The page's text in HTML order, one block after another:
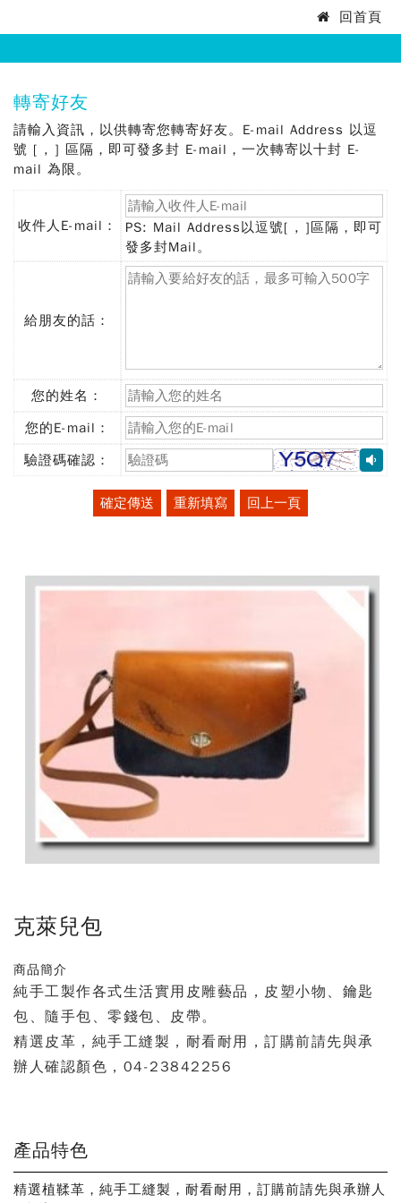
部
矯
正
臺
子
獄
回首頁
:::
轉寄好友
請輸入資訊，以供轉寄您轉寄好友。E-mail Address 以逗
號 [ , ] 區隔，即可發多封 E-mail，一次轉寄以十封 E-
mail 為限。
收件人E-mail：
(必
PS: Mail Address以逗號[ , ]區隔，即可
發多封Mail。
給朋友的話：
您的姓名：
(必
填)
您的E-mail：
(必
填)
驗證碼確認：
(必
確定傳送
重新填寫 回上一頁
克萊兒包
商品簡介
純手工製作各式生活實用皮雕藝品，皮塑小物、鑰匙
包、隨手包、零錢包、皮帶。
精選皮革，純手工縫製，耐看耐用，訂購前請先與承
辦人確認顏色，04-23842256
產品特色
精選植鞣革，純手工縫製，耐看耐用，訂購前請先與承辦人